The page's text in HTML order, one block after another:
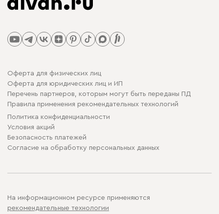
Оферта для физических лиц
Оферта для юридических лиц и ИП
Перечень партнеров, которым могут быть переданы ПД
Правила применения рекомендательных технологий
Политика конфиденциальности
Условия акций
Безопасность платежей
Cогласие на обработку персональных данных
На информационном ресурсе применяются
рекомендательные технологии